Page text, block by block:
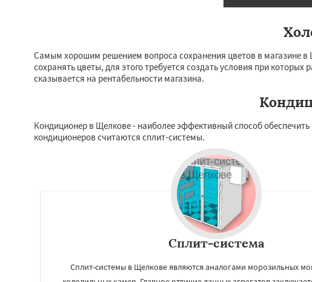
Работаем по
регионам
Самым хорошим решением вопроса сохранения цветов в магазине в
сохранять цветы, для этого требуется создать условия при
сказывается на рентабельности магазина.
Кондиционер в Щелкове - наиболее эффективный способ
кондиционеров считаются сплит-системы.
Сплит-система
Сплит-системы в Щелкове являются аналогами морозильных